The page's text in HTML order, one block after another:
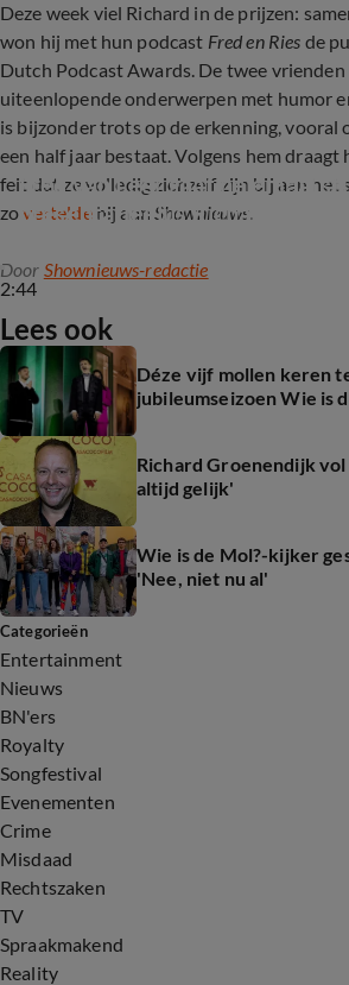
Deze week viel Richard in de prijzen:
won hij met hun podcast Fred en Ries de
Dutch Podcast Awards. De twee
uiteenlopende onderwerpen met humor
is bijzonder trots op de erkenning, vooral
een half jaar bestaat. Volgens hem draagt
feit dat ze volledig zichzelf zijn bij aan het
zo vertelde hij aanShownieuws.
2:44
Fred van Leer gaat helemaal
presentatieklus Richard
Door Shownieuws-redactie
Lees ook
Déze vijf mollen keren
jubileumseizoen Wie is
Richard Groenendijk
altijd gelijk'
Wie is de Mol?-kijker
'Nee, niet nu al'
Categorieën
Entertainment
Nieuws
BN'ers
Royalty
Songfestival
Evenementen
Crime
Misdaad
Rechtszaken
TV
Spraakmakend
Reality